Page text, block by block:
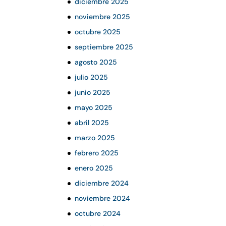
noviembre 2025
octubre 2025
septiembre 2025
agosto 2025
julio 2025
junio 2025
mayo 2025
abril 2025
marzo 2025
febrero 2025
enero 2025
diciembre 2024
noviembre 2024
octubre 2024